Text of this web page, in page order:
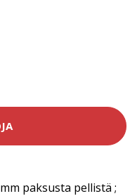
paksusta pellistä ;